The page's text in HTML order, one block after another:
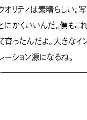
オリティは素晴らしい。
にかくいいんだ。僕もこ
育ったんだよ。大きなイ
ーション源になるね。